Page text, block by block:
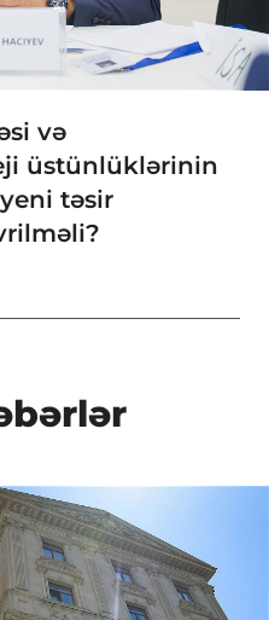
və
üstünlüklərinin
yeni təsir